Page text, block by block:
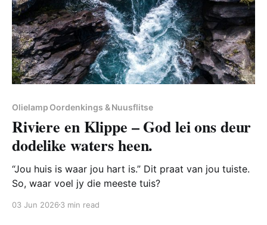
Olielamp Oordenkings & Nuusflitse
Riviere en Klippe – God lei ons deur
dodelike waters heen.
“Jou huis is waar jou hart is.” Dit praat van jou tuiste.
So, waar voel jy die meeste tuis?
03 Jun 2026 3 min read